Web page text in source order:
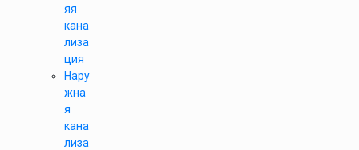
яя
кана
лиза
ция
Нару
жна
я
кана
лиза